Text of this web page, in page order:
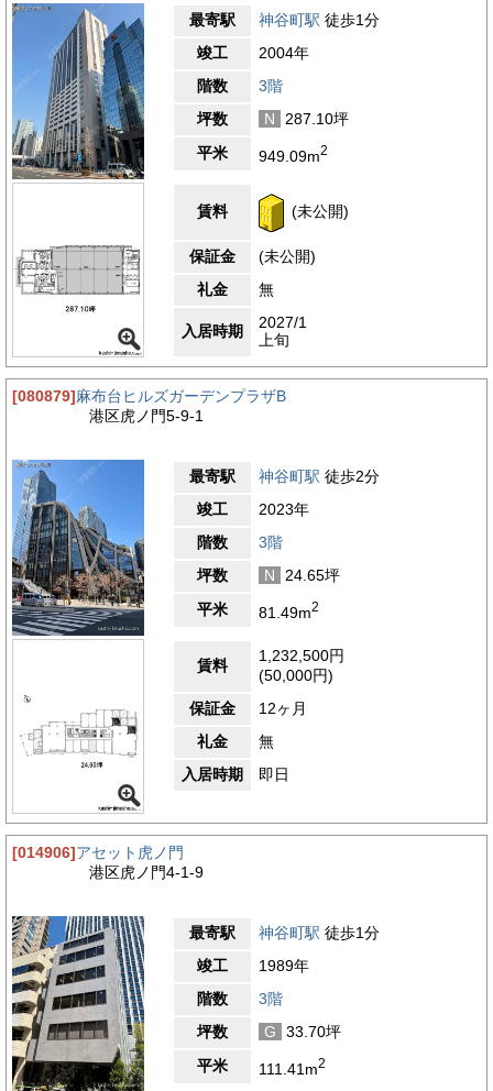
最寄駅 神谷町駅 徒歩1分
竣工
2004年
階数
3階
坪数
N
287.10坪
平米
949.09m2
賃料 (未公開)
保証金
(未公開)
礼金
無
入居時期
2027/1
上旬
[080879]麻布台ヒルズガーデンプラザB
港区虎ノ門5-9-1
最寄駅 神谷町駅 徒歩2分
竣工
2023年
階数
3階
坪数
N
24.65坪
平米
81.49m2
賃料
1,232,500円
(50,000円)
保証金
12ヶ月
礼金
無
入居時期
即日
[014906]アセット虎ノ門
港区虎ノ門4-1-9
最寄駅 神谷町駅 徒歩1分
竣工
1989年
階数
3階
坪数
G
33.70坪
平米
111.41m2